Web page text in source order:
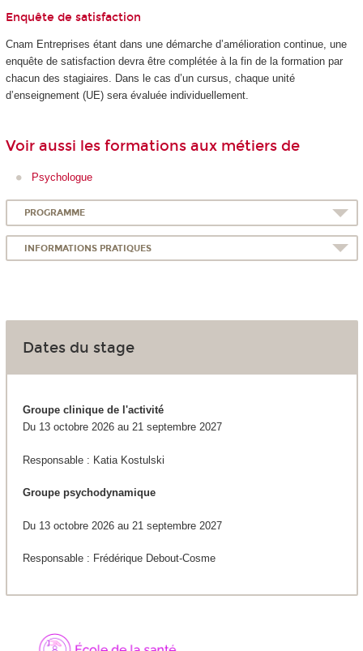
Enquête de satisfaction
Cnam Entreprises étant dans une démarche d’amélioration continue, une
enquête de satisfaction devra être complétée à la fin de la formation par
chacun des stagiaires. Dans le cas d’un cursus, chaque unité
d’enseignement (UE) sera évaluée individuellement.
Voir aussi les formations aux métiers de
Psychologue
PROGRAMME
INFORMATIONS PRATIQUES
Dates du stage
Groupe clinique de l'activité
Du 13 octobre 2026 au 21 septembre 2027
Responsable : Katia Kostulski
Groupe psychodynamique
Du 13 octobre 2026 au 21 septembre 2027
Responsable : Frédérique Debout-Cosme